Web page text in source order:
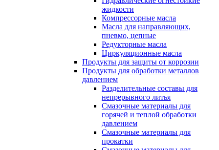
жидкости
Компрессорные масла
Масла для направляющих,
пневмо, цепные
Редукторные масла
Циркуляционные масла
Продукты для защиты от коррозии
Продукты для обработки металлов
давлением
Разделительные составы для
непрерывного литья
Смазочные материалы для
горячей и теплой обработки
давлением
Смазочные материалы для
прокатки